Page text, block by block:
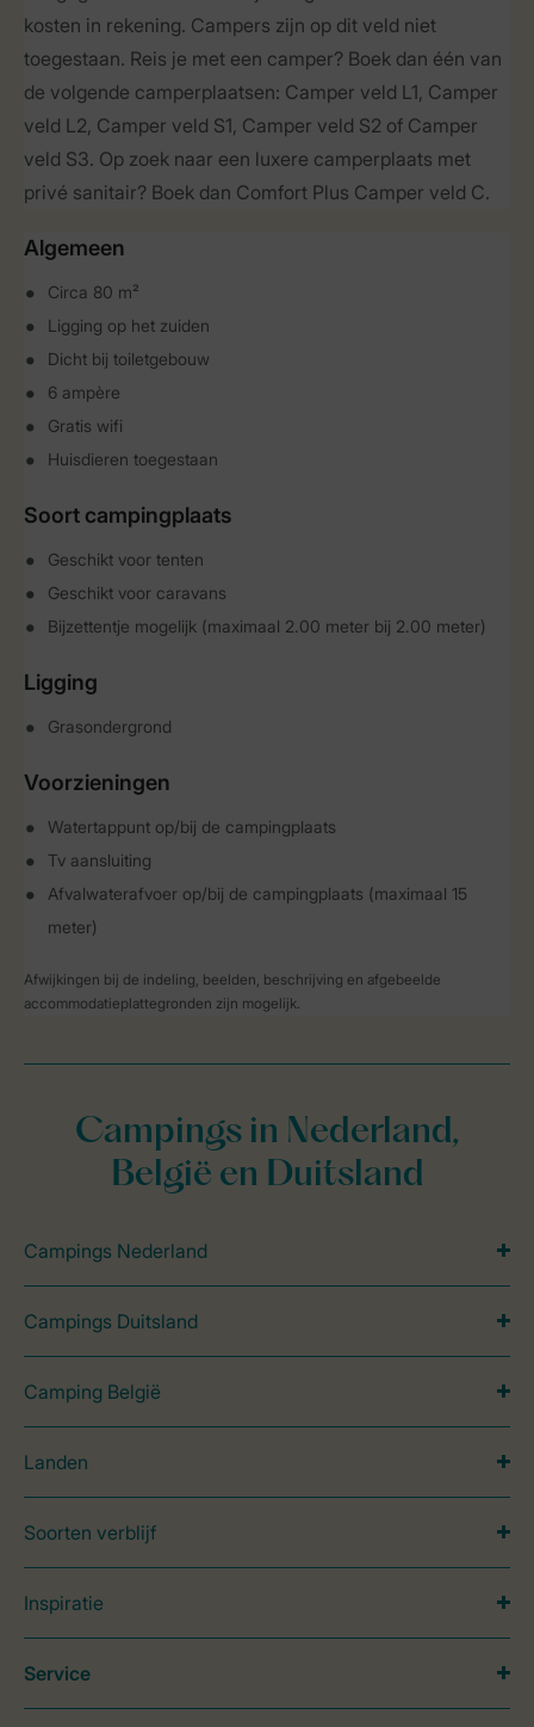
kosten in rekening. Campers zijn op dit veld niet
toegestaan. Reis je met een camper? Boek dan één van
de volgende camperplaatsen: Camper veld L1, Camper
veld L2, Camper veld S1, Camper veld S2 of Camper
veld S3. Op zoek naar een luxere camperplaats met
privé sanitair? Boek dan Comfort Plus Camper veld C.
Algemeen
Circa 80 m²
Ligging op het zuiden
Dicht bij toiletgebouw
6 ampère
Gratis wifi
Huisdieren toegestaan
Soort campingplaats
Geschikt voor tenten
Geschikt voor caravans
Bijzettentje mogelijk (maximaal 2.00 meter bij 2.00 meter)
Ligging
Grasondergrond
Voorzieningen
Watertappunt op/bij de campingplaats
Tv aansluiting
Afvalwaterafvoer op/bij de campingplaats (maximaal 15
meter)
Afwijkingen bij de indeling, beelden, beschrijving en afgebeelde
accommodatieplattegronden zijn mogelijk.
Campings in Nederland,
België en Duitsland
Campings Nederland
Campings Duitsland
Camping België
Landen
Soorten verblijf
Inspiratie
Service